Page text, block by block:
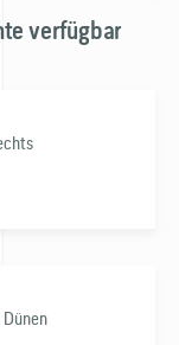
verfügbar